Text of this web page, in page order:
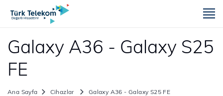
Galaxy A36 - Galaxy S25
FE
Ana Sayfa Cihazlar Galaxy A36 - Galaxy S25 FE